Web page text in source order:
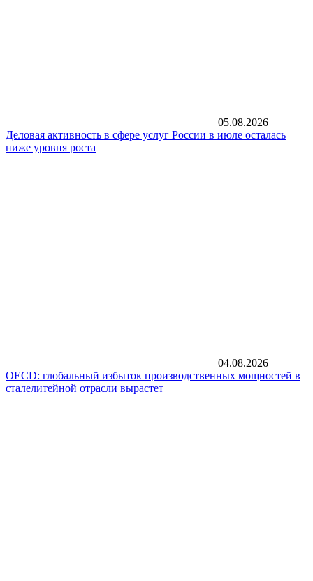
05.08.2026
Деловая активность в сфере услуг России в июле осталась
ниже уровня роста
04.08.2026
OECD: глобальный избыток производственных мощностей в
сталелитейной отрасли вырастет